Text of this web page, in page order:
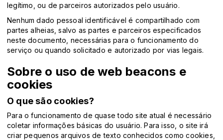
legítimo, ou de parceiros autorizados pelo usuário.
Nenhum dado pessoal identificável é compartilhado com
partes alheias, salvo as partes e parceiros especificados
neste documento, necessárias para o funcionamento do
serviço ou quando solicitado e autorizado por vias legais.
Sobre o uso de web beacons e
cookies
O que são cookies?
Para o funcionamento de quase todo site atual é necessário
coletar informações básicas do usuário. Para isso, o site irá
criar pequenos arquivos de texto conhecidos como cookies,